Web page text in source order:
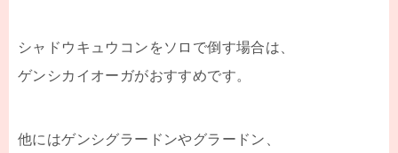
シャドウキュウコンをソロで倒す場合は、
ゲンシカイオーガがおすすめです。
他にはゲンシグラードンやグラードン、